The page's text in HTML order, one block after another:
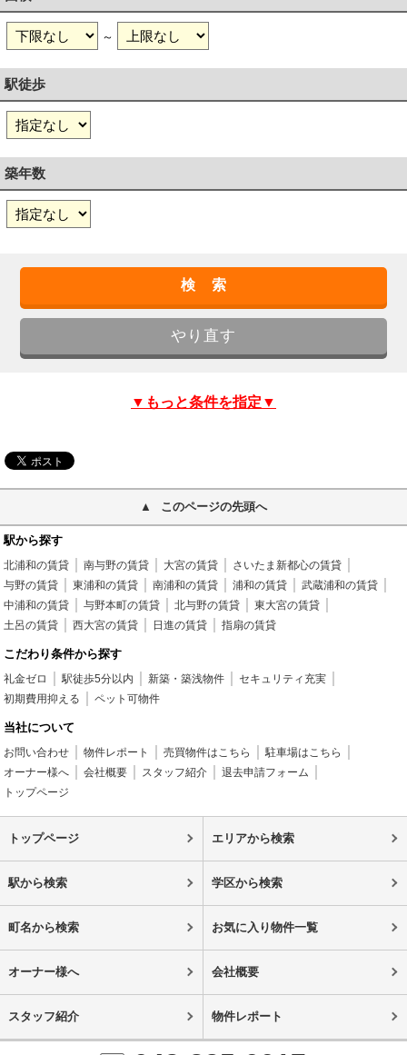
～
駅徒歩
築年数
▼もっと条件を指定▼
このページの先頭へ
駅から探す
北浦和の賃貸 南与野の賃貸 大宮の賃貸
さいたま新都心の賃貸
与野の賃貸
東浦和の賃貸 南浦和の賃貸 浦和の賃貸
武蔵浦和の賃貸
中浦和の賃貸
与野本町の賃貸 北与野の賃貸
東大宮の賃貸
土呂の賃貸
西大宮の賃貸 日進の賃貸 指扇の賃貸
こだわり条件から探す
礼金ゼロ 駅徒歩5分以内 新築・築浅物件
セキュリティ充実
初期費用抑える
ペット可物件
当社について
お問い合わせ 物件レポート 売買物件はこちら
駐車場はこちら
オーナー様へ
会社概要 スタッフ紹介
退去申請フォーム
トップページ
トップページ エリアから検索
駅から検索 学区から検索
町名から検索 お気に入り物件一覧
オーナー様へ 会社概要
スタッフ紹介 物件レポート